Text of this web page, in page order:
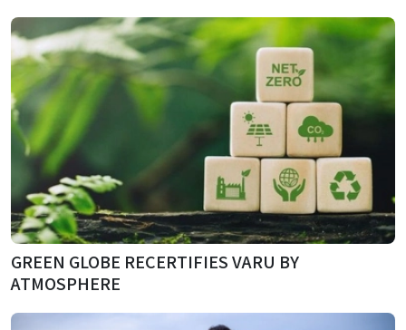
GREEN GLOBE RECERTIFIES VARU BY
ATMOSPHERE